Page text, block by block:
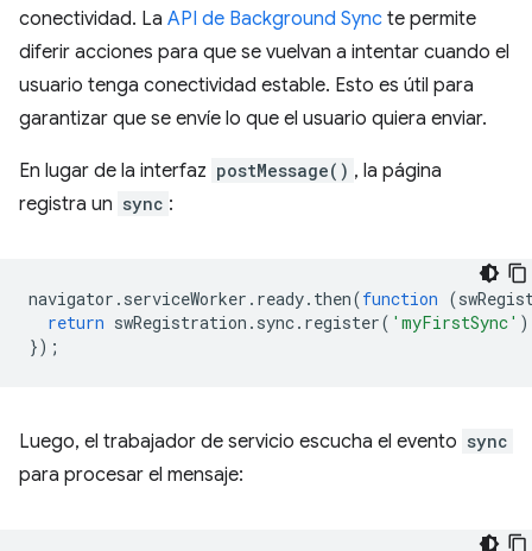
conectividad. La API de Background Sync te permite
diferir acciones para que se vuelvan a intentar cuando el
usuario tenga conectividad estable. Esto es útil para
garantizar que se envíe lo que el usuario quiera enviar.
En lugar de la interfaz postMessage() , la página
registra un sync :
navigator . serviceWorker . ready. then(function (
return swRegistration . sync. register( 'myFirstSync'
});
Luego, el trabajador de servicio escucha el evento sync
para procesar el mensaje: